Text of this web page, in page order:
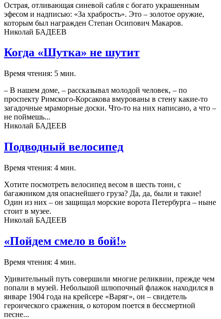
Острая, отливающая синевой сабля с богато украшенным
эфесом и надписью: «За храбрость». Это – золотое оружие,
которым был награжден Степан Осипович Макаров.
Николай БАДЕЕВ
Когда «Шутка» не шутит
Время чтения: 5 мин.
– В нашем доме, – рассказывал молодой человек, – по
проспекту Римского-Корсакова вмурованы в стену какие-то
загадочные мраморные доски. Что-то на них написано, а что –
не поймешь...
Николай БАДЕЕВ
Подводный велосипед
Время чтения: 4 мин.
Xотите посмотреть велосипед весом в шесть тонн, с
багажником для опаснейшего груза? Да, да, были и такие!
Один из них – он защищал морские ворота Петербурга – ныне
стоит в музее.
Николай БАДЕЕВ
«Пойдем смело в бой!»
Время чтения: 4 мин.
Удивительный путь совершили многие реликвии, прежде чем
попали в музей. Небольшой шлюпочный флажок находился в
январе 1904 года на крейсере «Варяг», он – свидетель
героического сражения, о котором поется в бессмертной
песне...